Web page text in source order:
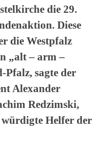
die 29.
Diese
die Westpfalz
„alt – arm –
Pfalz, sagte der
Alexander
Redzimski,
Helfer der